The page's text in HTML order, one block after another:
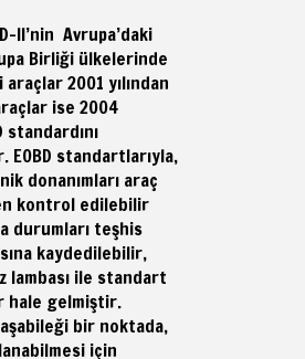
II’nin Avrupa’daki
Birliği ülkelerinde
2001 yılından
ise 2004
standardını
EOBD standartlarıyla,
donanımları araç
kontrol edilebilir
durumları teşhis
kaydedilebilir,
ile standart
hale gelmiştir.
bir noktada,
için